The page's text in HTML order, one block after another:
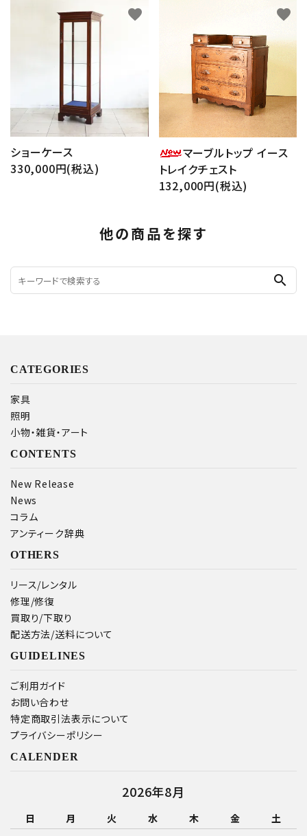
ショーケース
330,000円(税込)
favorite
マーブルトップ イース
トレイクチェスト
132,000円(税込)
favorite
他の商品を探す
search
CATEGORIES
家具
照明
小物・雑貨・アート
CONTENTS
New Release
News
コラム
アンティーク辞典
OTHERS
リース/レンタル
修理/修復
買取り/下取り
配送方法/送料について
GUIDELINES
ご利用ガイド
お問い合わせ
特定商取引法表示について
プライバシーポリシー
CALENDER
2026年8月
日 月 火 水 木 金
土